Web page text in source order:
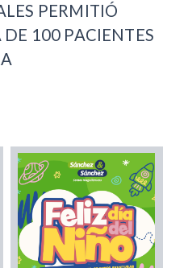
PERMITIÓ
100 PACIENTES